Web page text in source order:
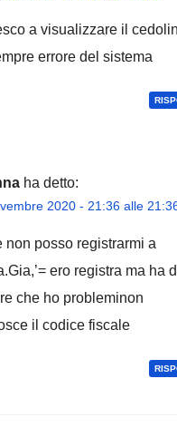
a visualizzare il
errore del sistema
ha detto:
2020 - 21:36 alle
non posso registrarmi a
ero registra ma ha
che ho probleminon
il codice fiscale